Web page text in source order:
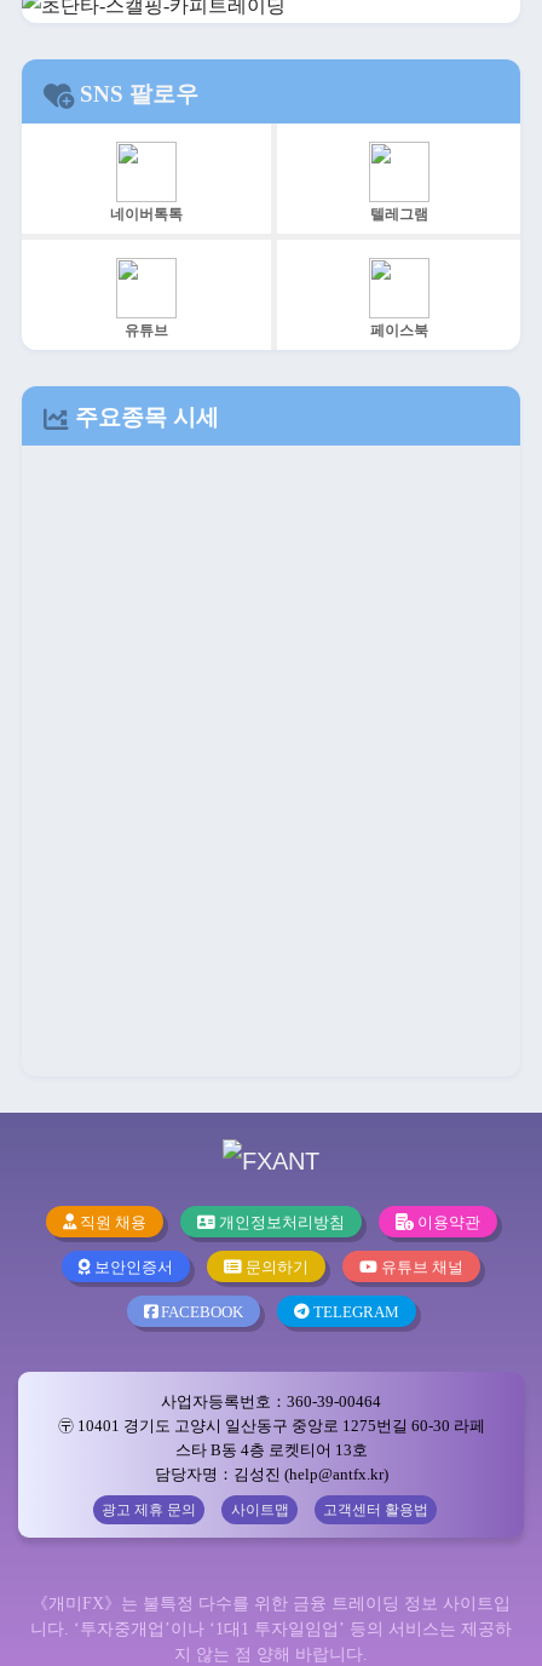
SNS 팔로우
네이버톡톡 텔레그램
유튜브 페이스북
주요종목 시세
직원 채용 개인정보처리방침 이용약관
보안인증서 문의하기 유튜브 채널
FACEBOOK TELEGRAM
사업자등록번호：360-39-00464
〶 10401 경기도 고양시 일산동구 중앙로 1275번길 60-30 라페
스타 B동 4층 로켓티어 13호
담당자명：김성진 (help@antfx.kr)
광고 제휴 문의 사이트맵 고객센터 활용법
《개미FX》는 불특정 다수를 위한 금융 트레이딩 정보 사이트입
니다. ‘투자중개업’이나 ‘1대1 투자일임업’ 등의 서비스는 제공하
지 않는 점 양해 바랍니다.